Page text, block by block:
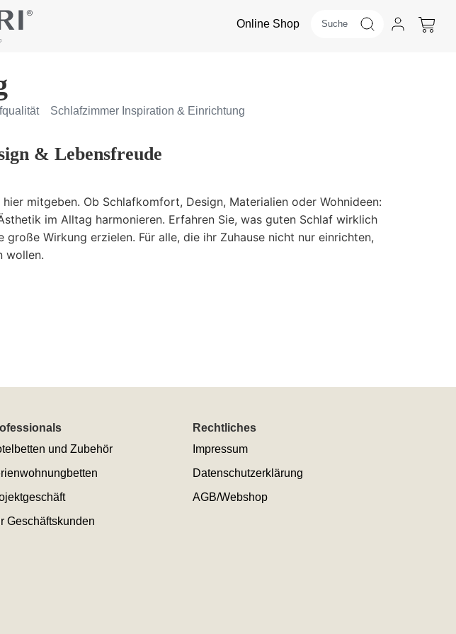
Online Shop
Schlafzimmer Inspiration & Einrichtung
& Lebensfreude
mitgeben. Ob Schlafkomfort, Design, Materialien oder Wohnideen:
im Alltag harmonieren. Erfahren Sie, was guten Schlaf wirklich
Wirkung erzielen. Für alle, die ihr Zuhause nicht nur einrichten,
wollen.
und Zubehör
Geschäftskunden
Rechtliches
Impressum
Datenschutzerklärung
AGB/Webshop